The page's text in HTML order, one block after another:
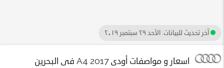
آخر تحديث للبيانات: الأحد ٢٩ سبتمبر ٢٠١٩
اسعار و مواصفات أودى A4 2017 فى البحرين